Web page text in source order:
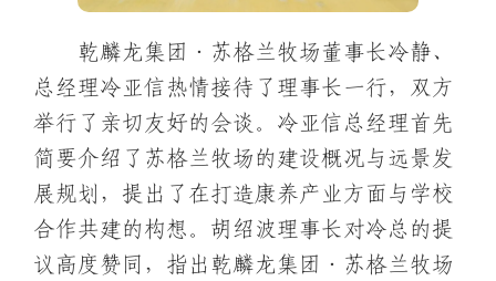
乾麟龙集团·苏格兰牧场董事长冷静、
总经理冷亚信热情接待了理事长一行，双方
举行了亲切友好的会谈。冷亚信总经理首先
简要介绍了苏格兰牧场的建设概况与远景发
展规划，提出了在打造康养产业方面与学校
合作共建的构想。胡绍波理事长对冷总的提
议高度赞同，指出乾麟龙集团·苏格兰牧场